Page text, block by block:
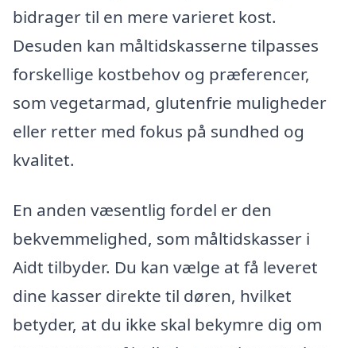
bidrager til en mere varieret kost.
Desuden kan måltidskasserne tilpasses
forskellige kostbehov og præferencer,
som vegetarmad, glutenfrie muligheder
eller retter med fokus på sundhed og
kvalitet.
En anden væsentlig fordel er den
bekvemmelighed, som måltidskasser i
Aidt tilbyder. Du kan vælge at få leveret
dine kasser direkte til døren, hvilket
betyder, at du ikke skal bekymre dig om